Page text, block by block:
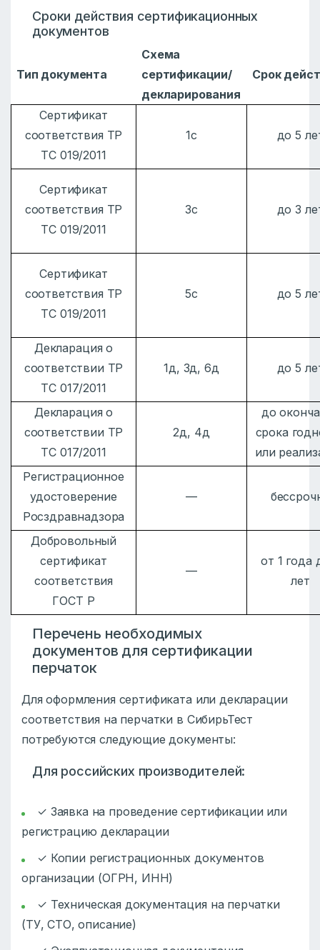
Сроки действия сертификационных
документов
Тип документа
Схема
сертификации/
декларирования
Срок
Сертификат
соответствия ТР
ТС 019/2011
1с до 5
Сертификат
соответствия ТР
ТС 019/2011
3с до 3
Сертификат
соответствия ТР
ТС 019/2011
5с до 5
Декларация о
соответствии ТР
ТС 017/2011
1д, 3д, 6д до 5
Декларация о
соответствии ТР
ТС 017/2011
2д, 4д
до
срока
или
Регистрационное
удостоверение
Росздравнадзора
—
Добровольный
сертификат
соответствия
ГОСТ Р
—
от 1 года
лет
Перечень необходимых
документов для сертификации
перчаток
Для оформления сертификата или декларации
соответствия на перчатки в СибирьТест
потребуются следующие документы:
Для российских производителей:
✓ Заявка на проведение сертификации или
регистрацию декларации
✓ Копии регистрационных документов
организации (ОГРН, ИНН)
✓ Техническая документация на перчатки
(ТУ, СТО, описание)